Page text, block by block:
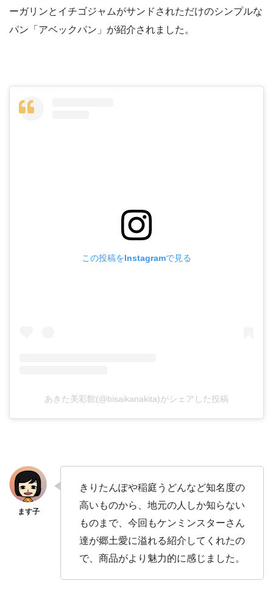
ーガリンとイチゴジャムがサンドされただけのシンプルな
パン「アベックパン」が紹介されました。
この投稿をInstagramで見る
あきた美彩館(@bisaikanakita)がシェアした投稿
きりたんぽや稲庭うどんなど知名度の
高いものから、地元の人しか知らない
ものまで、今回もケンミンスターさん
達が郷土愛に溢れる紹介してくれたの
で、商品がより魅力的に感じました。